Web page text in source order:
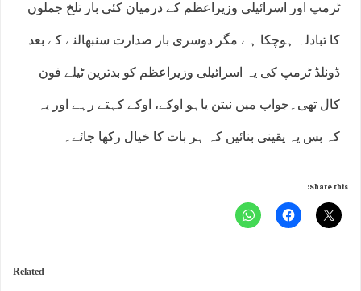
ٹرمپ اور اسرائیلی وزیراعظم کے درمیان کئی بار تلخ جملوں
کا تبادلہ ہوچکا ہے مگر دوسری بار صدارت سنبھالنے کے بعد
ڈونلڈ ٹرمپ کی یہ اسرائیلی وزیراعظم کو بدترین ٹیلے فون
کال تھی۔جواب میں نیتن یاہو اوکے، اوکے کہتے رہے اور یہ
کہ بس یہ یقینی بنائیں کہ ہر بات کا خیال رکھا جائے۔
Share this:
Related